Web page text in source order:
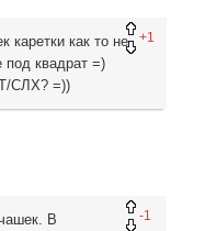
+1
каретки как то не
под квадрат =)
СЛХ? =))
-1
В